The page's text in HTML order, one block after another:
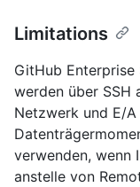
Limitations
GitHub Enterprise
werden über SSH
Netzwerk und E/
verwenden, wenn
anstelle von